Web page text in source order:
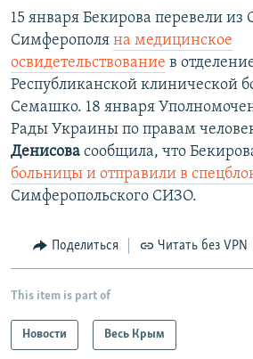
15 января Бекирова перевели из
Симферополя на медицинское
освидетельствование ​в
Республиканской клинической
Семашко. ​18 января
Рады Украины по правам
Денисова сообщила, что
больницы и отправили в
Симферопольского СИЗО.
Поделиться Читать без VPN
This item is part of
Новости Весь Крым